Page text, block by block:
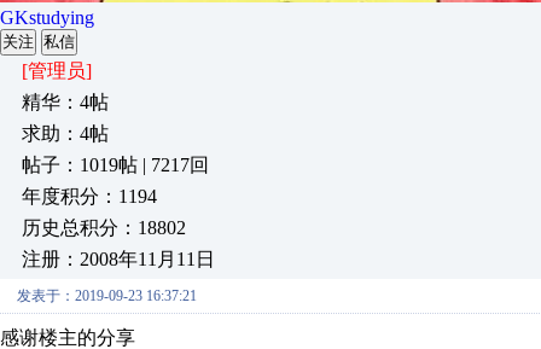
GKstudying
关注 私信
[管理员]
精华：4帖
求助：4帖
帖子：1019帖 | 7217回
年度积分：1194
历史总积分：18802
注册：2008年11月11日
发表于：2019-09-23 16:37:21
感谢楼主的分享